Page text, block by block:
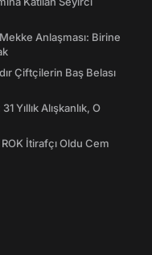
Anlaşması: Birine
Çiftçilerin Baş Belası
Yıllık Alışkanlık, O
İtirafçı Oldu Cem